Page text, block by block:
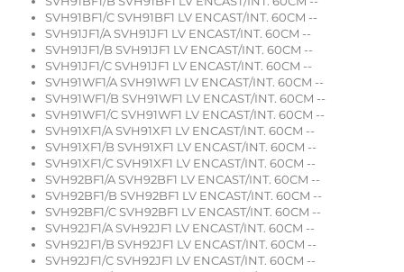
SVH91BF1/C SVH91BF1 LV ENCAST/INT. 60CM --
SVH91JF1/A SVH91JF1 LV ENCAST/INT. 60CM --
SVH91JF1/B SVH91JF1 LV ENCAST/INT. 60CM --
SVH91JF1/C SVH91JF1 LV ENCAST/INT. 60CM --
SVH91WF1/A SVH91WF1 LV ENCAST/INT. 60CM --
SVH91WF1/B SVH91WF1 LV ENCAST/INT. 60CM --
SVH91WF1/C SVH91WF1 LV ENCAST/INT. 60CM --
SVH91XF1/A SVH91XF1 LV ENCAST/INT. 60CM --
SVH91XF1/B SVH91XF1 LV ENCAST/INT. 60CM --
SVH91XF1/C SVH91XF1 LV ENCAST/INT. 60CM --
SVH92BF1/A SVH92BF1 LV ENCAST/INT. 60CM --
SVH92BF1/B SVH92BF1 LV ENCAST/INT. 60CM --
SVH92BF1/C SVH92BF1 LV ENCAST/INT. 60CM --
SVH92JF1/A SVH92JF1 LV ENCAST/INT. 60CM --
SVH92JF1/B SVH92JF1 LV ENCAST/INT. 60CM --
SVH92JF1/C SVH92JF1 LV ENCAST/INT. 60CM --